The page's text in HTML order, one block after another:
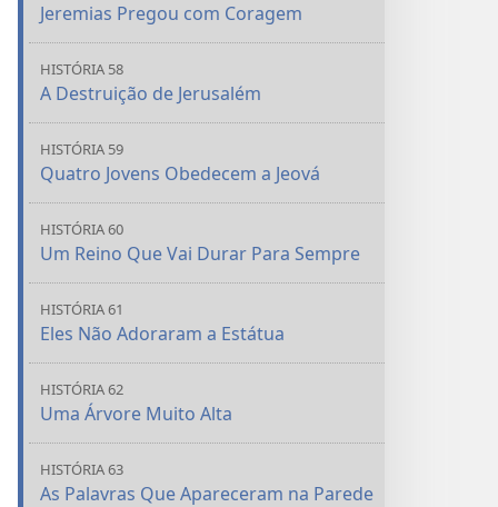
Jeremias Pregou com Coragem
HISTÓRIA 58
A Destruição de Jerusalém
HISTÓRIA 59
Quatro Jovens Obedecem a Jeová
HISTÓRIA 60
Um Reino Que Vai Durar Para Sempre
HISTÓRIA 61
Eles Não Adoraram a Estátua
HISTÓRIA 62
Uma Árvore Muito Alta
HISTÓRIA 63
As Palavras Que Apareceram na Parede